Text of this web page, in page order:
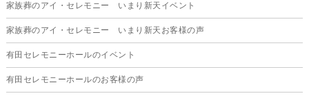
家族葬のアイ・セレモニー いまり新天イベント
家族葬のアイ・セレモニー いまり新天お客様の声
有田セレモニーホールのイベント
有田セレモニーホールのお客様の声